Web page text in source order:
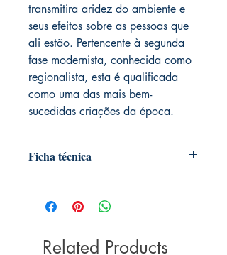
transmitira aridez do ambiente e
seus efeitos sobre as pessoas que
ali estão. Pertencente à segunda
fase modernista, conhecida como
regionalista, esta é qualificada
como uma das mais bem-
sucedidas criações da época.
Ficha técnica
Data da publicação ‏ : ‎ 20 janeiro
2024
Idioma ‏ : ‎ Português
Related Products